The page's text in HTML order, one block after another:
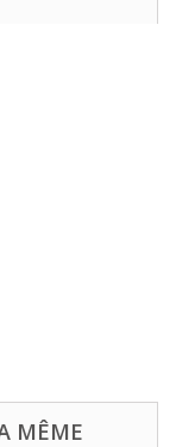
MÊME